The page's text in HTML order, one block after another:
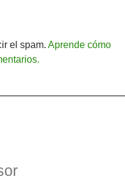
el spam. Aprende cómo